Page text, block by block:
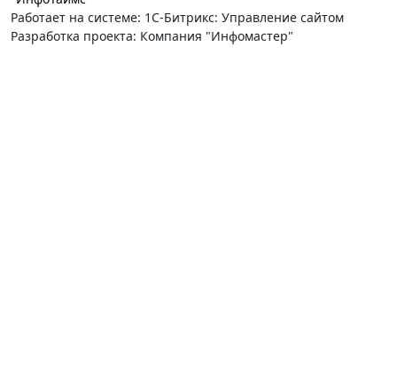
Работает на системе: 1С-Битрикс: Управление сайтом
Разработка проекта: Компания "Инфомастер"